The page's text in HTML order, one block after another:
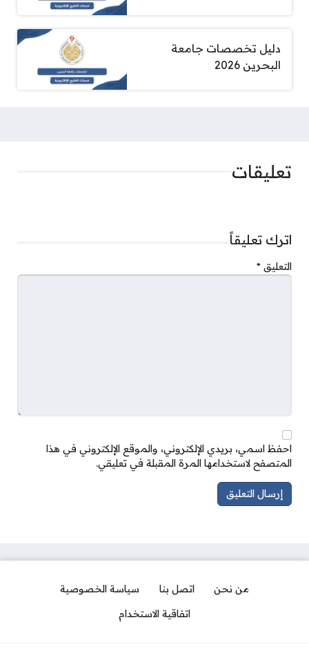
دليل تخصصات جامعة
البحرين 2026
تعليقات
اترك تعليقاً
التعليق *
احفظ اسمي، بريدي الإلكتروني، والموقع الإلكتروني في هذا
المتصفح لاستخدامها المرة المقبلة في تعليقي.
من نحن اتصل بنا
سياسة الخصوصية
اتفاقية الاستخدام